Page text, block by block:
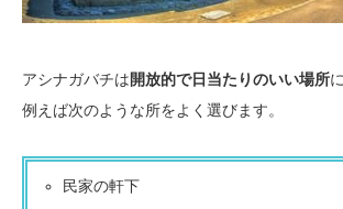
アシナガバチは開放的で日当たりのいい場所
例えば次のような所をよく選びます。
民家の軒下